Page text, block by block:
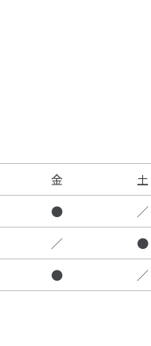
金 土
● ／
／ ●
● ／